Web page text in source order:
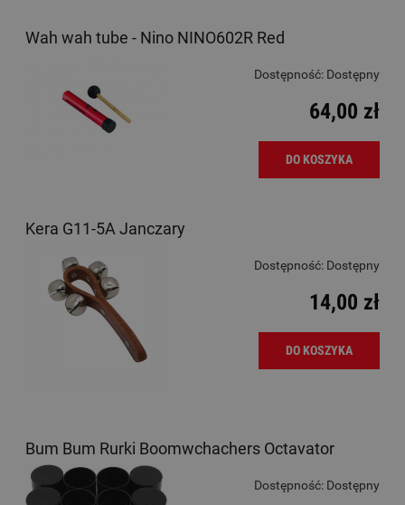
Wah wah tube - Nino NINO602R Red
Dostępność: Dostępny
64,00 zł
DO KOSZYKA
Kera G11-5A Janczary
Dostępność: Dostępny
14,00 zł
DO KOSZYKA
Bum Bum Rurki Boomwchachers Octavator
Dostępność: Dostępny